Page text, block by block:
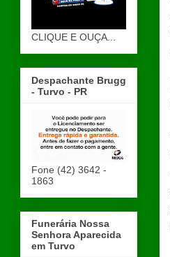
CLIQUE E OUÇA...
Despachante Brugg
- Turvo - PR
Fone (42) 3642 -
1863
Funerária Nossa
Senhora Aparecida
em Turvo